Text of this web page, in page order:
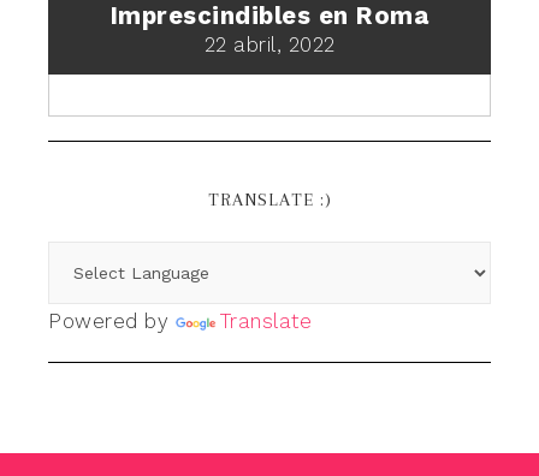
Imprescindibles en Roma
22 abril, 2022
TRANSLATE :)
Powered by Translate